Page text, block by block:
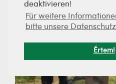
deaktivieren!
Für weitere
bitte unsere
Értem!